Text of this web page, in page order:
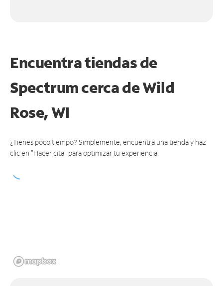
Encuentra tiendas de
Spectrum cerca deWild
Rose, WI
¿Tienes poco tiempo? Simplemente, encuentra una tienda y haz
clic en "Hacer cita" para optimizar tu experiencia.